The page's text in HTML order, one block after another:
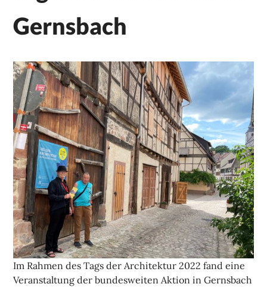
Gernsbach
Im Rahmen des Tags der Architektur 2022 fand eine
Veranstaltung der bundesweiten Aktion in Gernsbach